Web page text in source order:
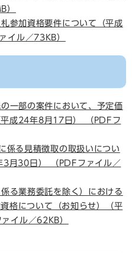
）
参加資格要件について（平成
イル／73KB）
一部の案件において、予定価
成24年8月17日） （PDFフ
係る見積徴取の取扱いについ
3月30日） （PDFファイル／
る業務委託を除く）における
格について（お知らせ）（平
イル／62KB）